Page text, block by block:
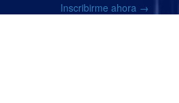
Inscribirme ahora →